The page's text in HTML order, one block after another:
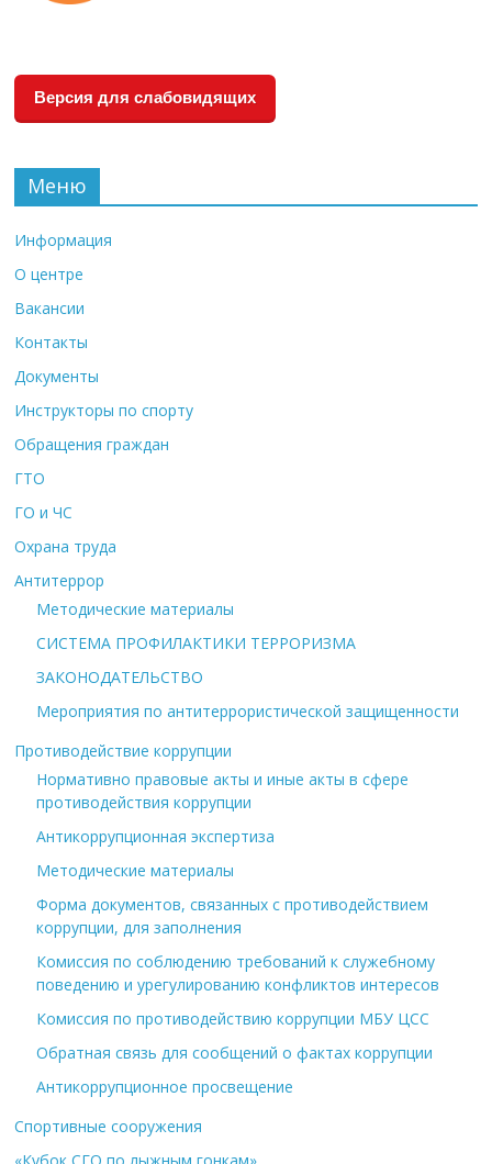
Версия для слабовидящих
Меню
Информация
О центре
Вакансии
Контакты
Документы
Инструкторы по спорту
Обращения граждан
ГТО
ГО и ЧС
Охрана труда
Антитеррор
Методические материалы
СИСТЕМА ПРОФИЛАКТИКИ ТЕРРОРИЗМА
ЗАКОНОДАТЕЛЬСТВО
Мероприятия по антитеррористической защищенности
Противодействие коррупции
Нормативно правовые акты и иные акты в сфере
противодействия коррупции
Антикоррупционная экспертиза
Методические материалы
Форма документов, связанных с противодействием
коррупции, для заполнения
Комиссия по соблюдению требований к служебному
поведению и урегулированию конфликтов интересов
Комиссия по противодействию коррупции МБУ ЦСС
Обратная связь для сообщений о фактах коррупции
Антикоррупционное просвещение
Спортивные сооружения